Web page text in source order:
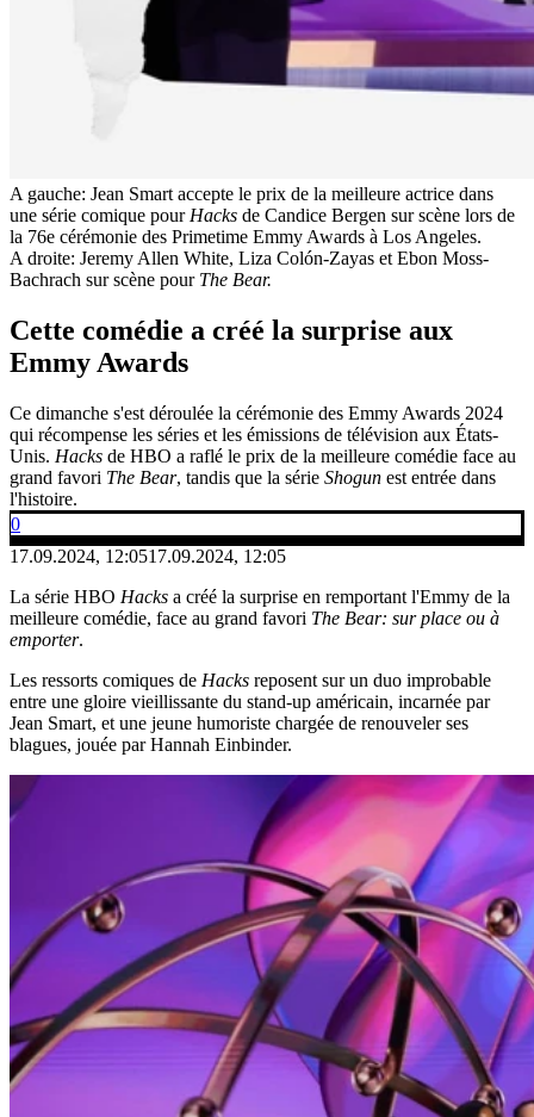
A gauche: Jean Smart accepte le prix de la meilleure actrice dans
une série comique pour Hacks de Candice Bergen sur scène lors de
la 76e cérémonie des Primetime Emmy Awards à Los Angeles.
A droite: Jeremy Allen White, Liza Colón-Zayas et Ebon Moss-
Bachrach sur scène pour The Bear.
Cette comédie a créé la surprise aux
Emmy Awards
Ce dimanche s'est déroulée la cérémonie des Emmy Awards 2024
qui récompense les séries et les émissions de télévision aux États-
Unis. Hacks de HBO a raflé le prix de la meilleure comédie face au
grand favori The Bear, tandis que la série Shogun est entrée dans
l'histoire.
0
17.09.2024, 12:0517.09.2024, 12:05
La série HBO Hacks a créé la surprise en remportant l'Emmy de la
meilleure comédie, face au grand favori The Bear: sur place ou à
emporter.
Les ressorts comiques de Hacks reposent sur un duo improbable
entre une gloire vieillissante du stand-up américain, incarnée par
Jean Smart, et une jeune humoriste chargée de renouveler ses
blagues, jouée par Hannah Einbinder.